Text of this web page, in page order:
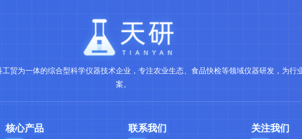
贸为一体的综合型科学仪器技术企业，专注农业生态、食品快检等领域仪器研发，为行
案。
核心产品 联系我们 关注我们